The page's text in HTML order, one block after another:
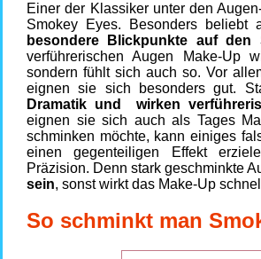
Einer der Klassiker unter den
Smokey Eyes. Besonders
besondere Blickpunkte auf den
verführerischen Augen Make-Up
sondern fühlt sich auch so. Vor
eignen sie sich besonders gut.
Dramatik und wirken
eignen sie sich auch als Tages
schminken möchte, kann einiges
einen gegenteiligen Effekt
Präzision. Denn stark geschminkte
sein, sonst wirkt das Make-Up
So schminkt man